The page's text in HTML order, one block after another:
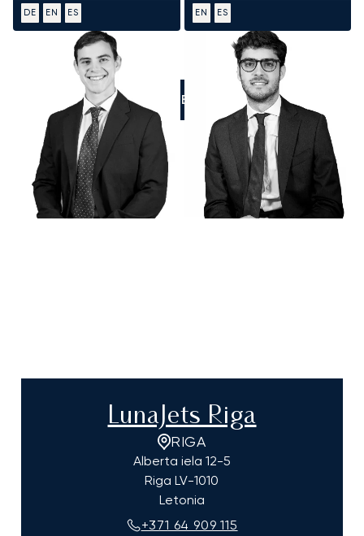
DE EN ES EN ES
LLÁMENOS
LunaJets Riga
RIGA
Alberta iela 12-5
Riga LV-1010
Letonia
+371 64 909 115